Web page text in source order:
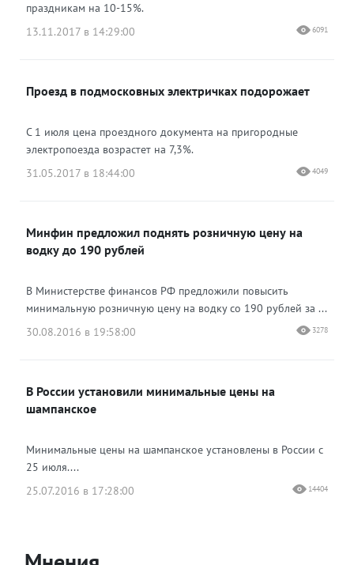
праздникам на 10-15%.
13.11.2017 в 14:29:00
6091
Проезд в подмосковных электричках подорожает
С 1 июля цена проездного документа на пригородные
электропоезда возрастет на 7,3%.
31.05.2017 в 18:44:00
4049
Минфин предложил поднять розничную цену на
водку до 190 рублей
В Министерстве финансов РФ предложили повысить
минимальную розничную цену на водку со 190 рублей за ...
30.08.2016 в 19:58:00
3278
В России установили минимальные цены на
шампанское
Минимальные цены на шампанское установлены в России с
25 июля....
25.07.2016 в 17:28:00
14404